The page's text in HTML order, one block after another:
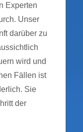
Experten
Unser
darüber zu
wird und
Fällen ist
Sie
der